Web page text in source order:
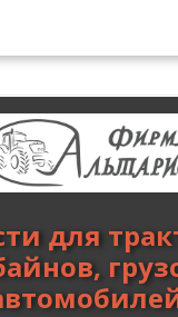
для